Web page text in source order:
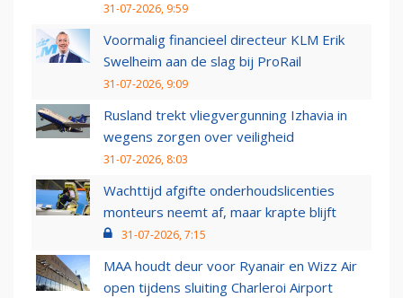
31-07-2026, 9:59
Voormalig financieel directeur KLM Erik
Swelheim aan de slag bij ProRail
31-07-2026, 9:09
Rusland trekt vliegvergunning Izhavia in
wegens zorgen over veiligheid
31-07-2026, 8:03
Wachttijd afgifte onderhoudslicenties
monteurs neemt af, maar krapte blijft
31-07-2026, 7:15
MAA houdt deur voor Ryanair en Wizz Air
open tijdens sluiting Charleroi Airport